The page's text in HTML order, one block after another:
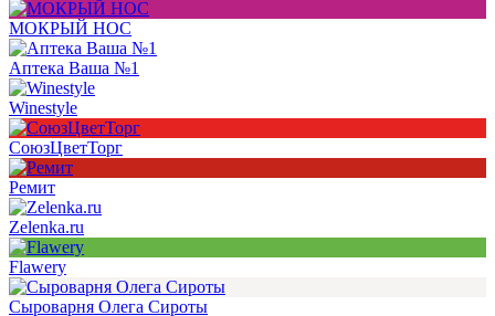
МОКРЫЙ НОС
Аптека Ваша №1
Winestyle
СоюзЦветТорг
Ремит
Zelenka.ru
Flawery
Сыроварня Олега Сироты